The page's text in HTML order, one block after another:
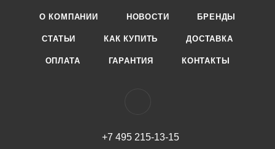
О КОМПАНИИ НОВОСТИ БРЕНДЫ
СТАТЬИ КАК КУПИТЬ ДОСТАВКА
ОПЛАТА ГАРАНТИЯ КОНТАКТЫ
+7 495 215-13-15